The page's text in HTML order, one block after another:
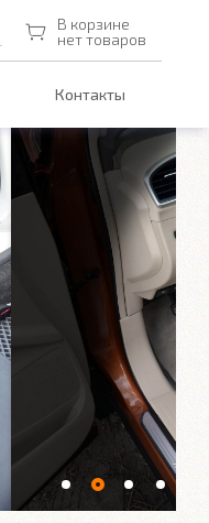
В корзине
нет товаров
Контакты